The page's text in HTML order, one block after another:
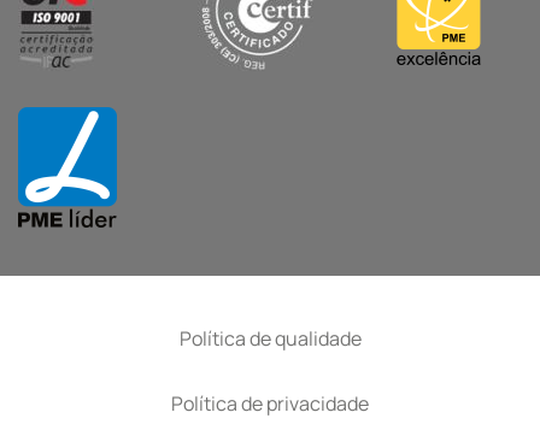
Política de qualidade
Política de privacidade